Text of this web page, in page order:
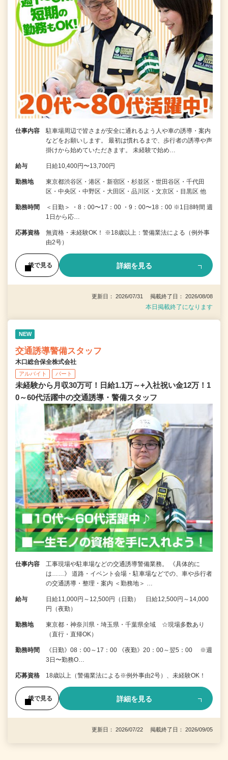
仕事内容
駐車場周辺で皆さまが安全に通れるよう人や車の誘導・案内
などをお願いします。 最初は慣れるまで、歩行者の誘導や声
掛けから始めていただきます。 未経験で始め…
給与 日給10,400円〜13,700円
勤務地
東京都渋谷区・港区・新宿区・杉並区・世田谷区・千代田
区・中央区・中野区・大田区・品川区・文京区・目黒区 他
勤務時間
＜日勤＞ ・8：00〜17：00 ・9：00〜18：00 ※1日8時間 週
1日から応…
応募資格
無資格・未経験OK！ ※18歳以上：警備業法による（例外事
由2号）
後で見る 詳細を見る
更新日： 2026/07/31 掲載終了日： 2026/08/08
本日掲載終了になります
NEW
交通誘導警備スタッフ
木口総合保全株式会社
アルバイト パート
未経験から月収30万可！日給1.1万～+入社祝い金12万！1
0～60代活躍中の交通誘導・警備スタッフ
仕事内容
工事現場や駐車場などの交通誘導警備業務。 《具体的に
は……》 道路・イベント会場・駐車場などでの、車や歩行者
の交通誘導・整理・案内 ＜勤務地＞ …
給与
日給11,000円～12,500円（日勤） 日給12,500円～14,000
円（夜勤）
勤務地
東京都・神奈川県・埼玉県・千葉県全域 ☆現場多数あり
（直行・直帰OK）
勤務時間
《日勤》08：00～17：00 《夜勤》20：00～翌5：00 ※週
3日〜勤務O…
応募資格 18歳以上（警備業法による※例外事由2号）、未経験OK！
後で見る 詳細を見る
更新日： 2026/07/22 掲載終了日： 2026/09/05